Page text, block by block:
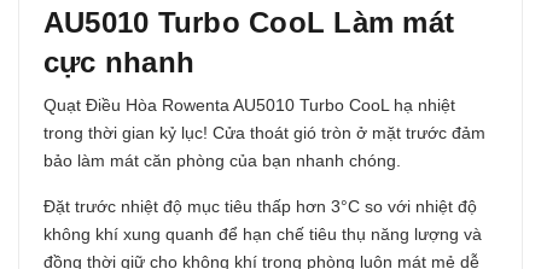
AU5010 Turbo CooL Làm mát
cực nhanh
Quạt Điều Hòa Rowenta AU5010 Turbo CooL hạ nhiệt
trong thời gian kỷ lục! Cửa thoát gió tròn ở mặt trước đảm
bảo làm mát căn phòng của bạn nhanh chóng.
Đặt trước nhiệt độ mục tiêu thấp hơn 3°C so với nhiệt độ
không khí xung quanh để hạn chế tiêu thụ năng lượng và
đồng thời giữ cho không khí trong phòng luôn mát mẻ dễ